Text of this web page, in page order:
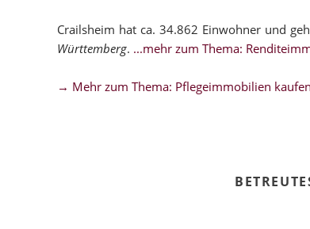
Crailsheim hat ca. 34.862 Einwohner und
Württemberg. ...mehr zum Thema:
→ Mehr zum Thema: Pflegeimmobilien kaufen